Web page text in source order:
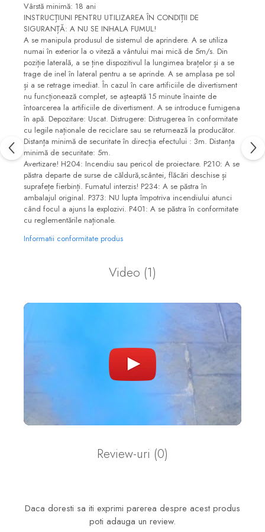
Vârstă minimă: 18 ani
INSTRUCȚIUNI PENTRU UTILIZAREA ÎN CONDIȚII DE
SIGURANȚĂ: A NU SE INHALA FUMUL!
A se manipula produsul de sistemul de aprindere. A se utiliza
numai în exterior la o viteză a vântului mai mică de 5m/s. Din
poziție laterală, a se ține dispozitivul la lungimea brațelor și a se
trage de inel în lateral pentru a se aprinde. A se amplasa pe sol
și a se retrage imediat. În cazul în care artificiile de divertisment
nu funcționează complet, se așteaptă 15 minute înainte de
întoarcerea la artificiile de divertisment. A se introduce fumigena
în apă. Depozitare: Uscat. Distrugere: Distrugerea în conformitate
cu legile naționale de reciclare sau se returnează la producător.
Distanța minimă de securitate în direcția efectului : 3m. Distanța
minimă de securitate: 5m.
Avertizare! H204: Incendiu sau pericol de proiectare. P210: A se
păstra departe de surse de căldură,scântei, flăcări deschise și
suprafețe fierbinți. Fumatul interzis! P234: A se păstra în
ambalajul original. P373: NU lupta împotriva incendiului atunci
când focul a ajuns la explozivi. P401: A se păstra în conformitate
cu reglementările naționale.
Informatii conformitate produs
Video (1)
Review-uri (0)
Daca doresti sa iti exprimi parerea despre acest produs
poti adauga un review.